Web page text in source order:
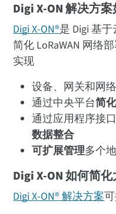
Digi X-ON 解决方
Digi X-ON®是 Digi 基
简化 LoRaWAN 网络
实现
设备、网关和网
通过中央平台简
通过应用程序接
数据整合
可扩展管理多个
Digi X-ON 如何简化
Digi X-ON® 解决方案